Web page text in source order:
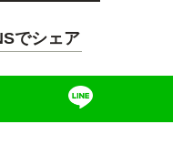
でシェア